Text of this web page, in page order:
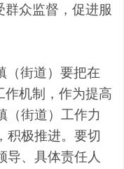
群众监督，促进服
（街道）要把在
作机制，作为提高
（街道）工作力
积极推进。 要切
导、具体责任人